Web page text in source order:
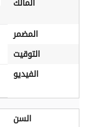
المضمر
التوقيت
الفيديو
السن